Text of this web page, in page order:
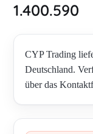
1.400.590
CYP Trading
Deutschland.
über das